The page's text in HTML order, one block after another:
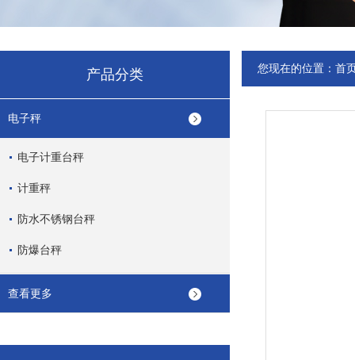
产品分类
电子秤
电子计重台秤
计重秤
防水不锈钢台秤
防爆台秤
查看更多
您现在的位置： 首